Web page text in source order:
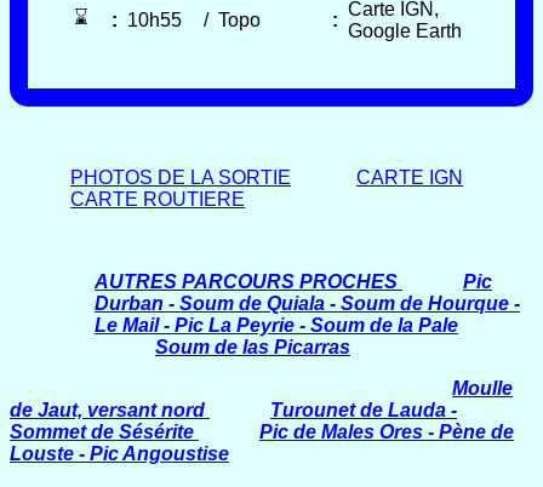
⌛
: 10h55 / Topo :
Carte IGN,
Google Earth
PHOTOS DE LA SORTIE
CARTE IGN
CARTE ROUTIERE
AUTRES PARCOURS PROCHES
Pic
Durban - Soum de Quiala - Soum de Hourque -
Le Mail - Pic La Peyrie - Soum de la Pale
Soum de las Picarras
Moulle
de Jaut, versant nord
Turounet de Lauda -
Sommet de Sésérite
Pic de Males Ores - Pène de
Louste - Pic Angoustise